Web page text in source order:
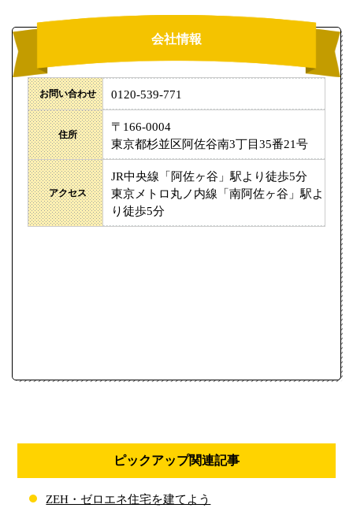
会社情報
お問い合わせ 0120-539-771
住所
〒166-0004
東京都杉並区阿佐谷南3丁目35番21号
アクセス
JR中央線「阿佐ヶ谷」駅より徒歩5分
東京メトロ丸ノ内線「南阿佐ヶ谷」駅よ
り徒歩5分
ピックアップ関連記事
ZEH・ゼロエネ住宅を建てよう